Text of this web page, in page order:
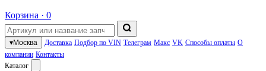
Корзина · 0
▾Москва Доставка Подбор по VIN Телеграм Макс VK Способы оплаты О
компании Контакты
Каталог